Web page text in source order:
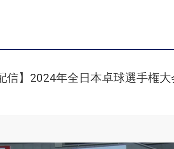
信】2024年全日本卓球選手権